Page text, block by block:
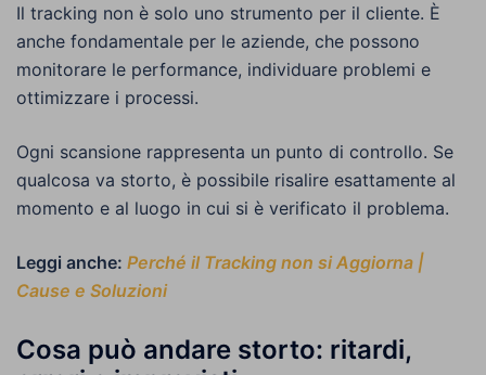
Il tracking non è solo uno strumento per il cliente. È
anche fondamentale per le aziende, che possono
monitorare le performance, individuare problemi e
ottimizzare i processi.
Ogni scansione rappresenta un punto di controllo. Se
qualcosa va storto, è possibile risalire esattamente al
momento e al luogo in cui si è verificato il problema.
Leggi anche: Perché il Tracking non si Aggiorna |
Cause e Soluzioni
Cosa può andare storto: ritardi,